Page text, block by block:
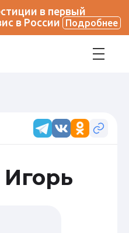
в первый
в России
Подробнее